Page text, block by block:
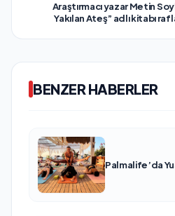
Araştırmacı yazar Metin
Yakılan Ateş” adlı kitabı
BENZER HABERLER
Palmalife’da